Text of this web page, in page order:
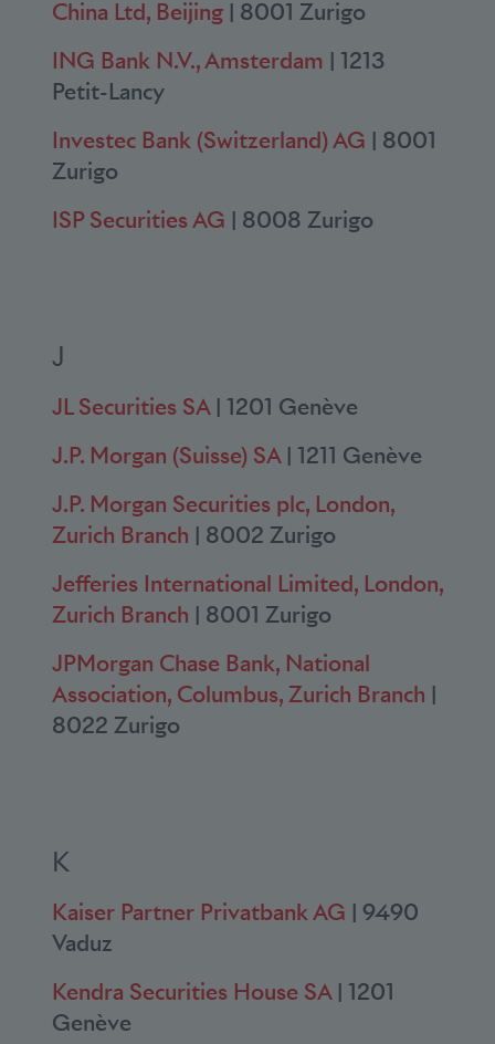
China Ltd, Beijing | 8001 Zurigo
ING Bank N.V., Amsterdam | 1213
Petit-Lancy
Investec Bank (Switzerland) AG | 8001
Zurigo
ISP Securities AG | 8008 Zurigo
J
JL Securities SA| 1201 Genève
J.P. Morgan (Suisse) SA| 1211 Genève
J.P. Morgan Securities plc, London,
Zurich Branch | 8002 Zurigo
Jefferies International Limited, London,
Zurich Branch | 8001 Zurigo
JPMorgan Chase Bank, National
Association, Columbus, Zurich Branch |
8022 Zurigo
K
Kaiser Partner Privatbank AG | 9490
Vaduz
Kendra Securities House SA| 1201
Genève